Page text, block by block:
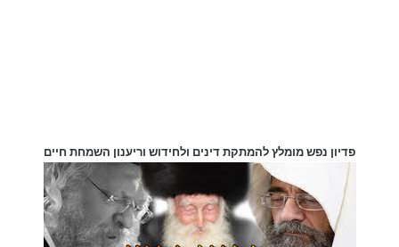
פדיון נפש מומלץ להמתקת דינים ולחידוש וריענון השמחת חיים